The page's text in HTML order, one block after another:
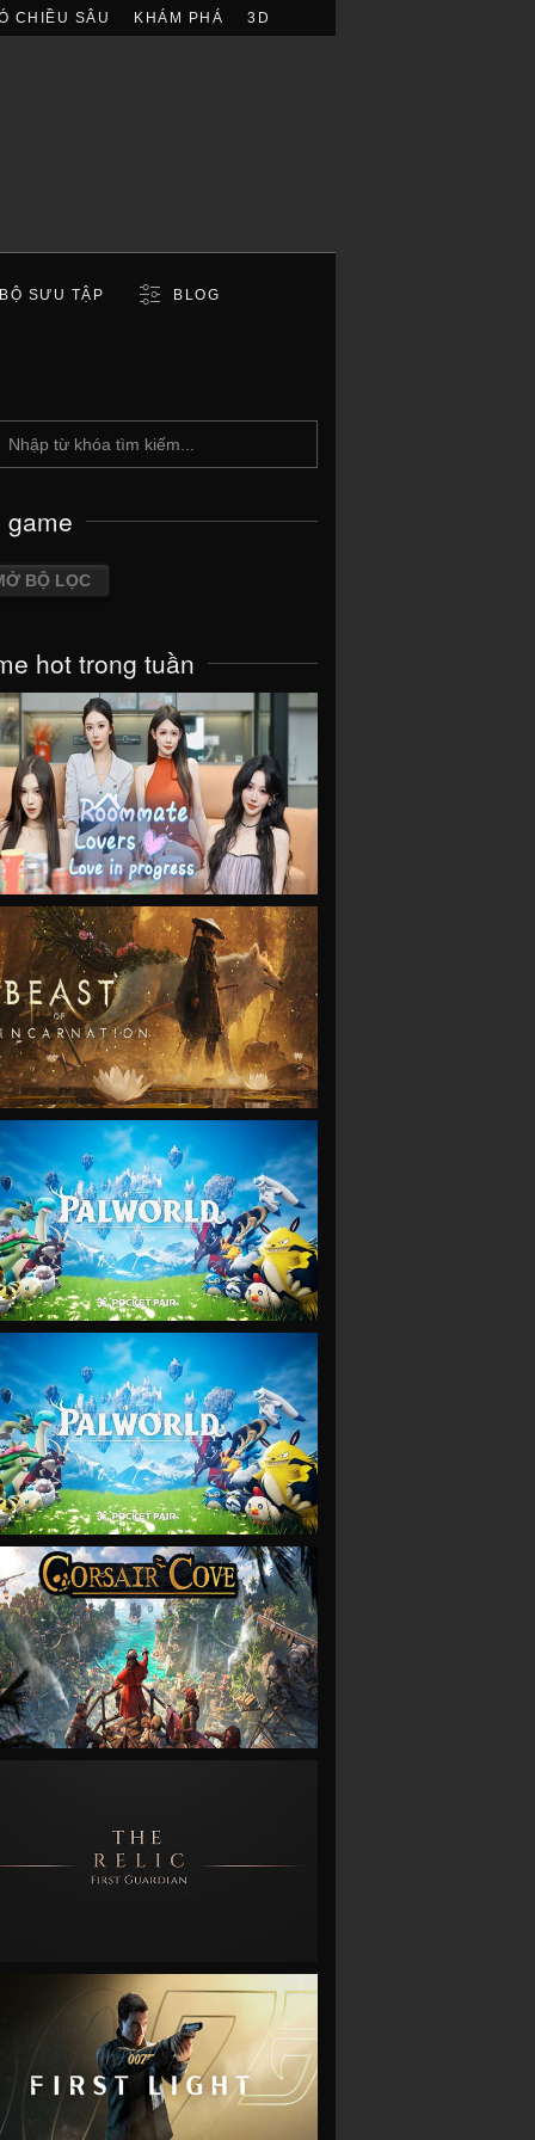
CHIỀU SÂU KHÁM PHÁ 3D
BỘ SƯU TẬP BLOG
game
BỘ LỌC
hot trong tuần
VIEW
VIEW
VIEW
VIEW
VIEW
VIEW
VIEW